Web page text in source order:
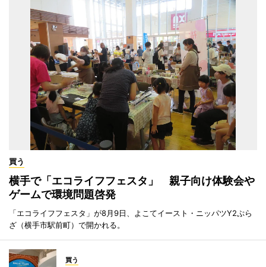
買う
横手で「エコライフフェスタ」 親子向け体験会や
ゲームで環境問題啓発
「エコライフフェスタ」が8月9日、よこてイースト・ニッパツY2ぷら
ざ（横手市駅前町）で開かれる。
買う